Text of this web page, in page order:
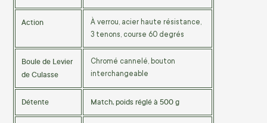
Action
À verrou, acier haute résistance,
3 tenons, course 60 degrés
Boule de Levier
de Culasse
Chromé cannelé, bouton
interchangeable
Détente Match, poids réglé à 500 g